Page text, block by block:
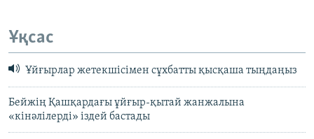
Ұқсас
Ұйғырлар жетекшісімен сұхбатты қысқаша тыңдаңыз
Бейжің Қашқардағы ұйғыр-қытай жанжалына
«кінәлілерді» іздей бастады